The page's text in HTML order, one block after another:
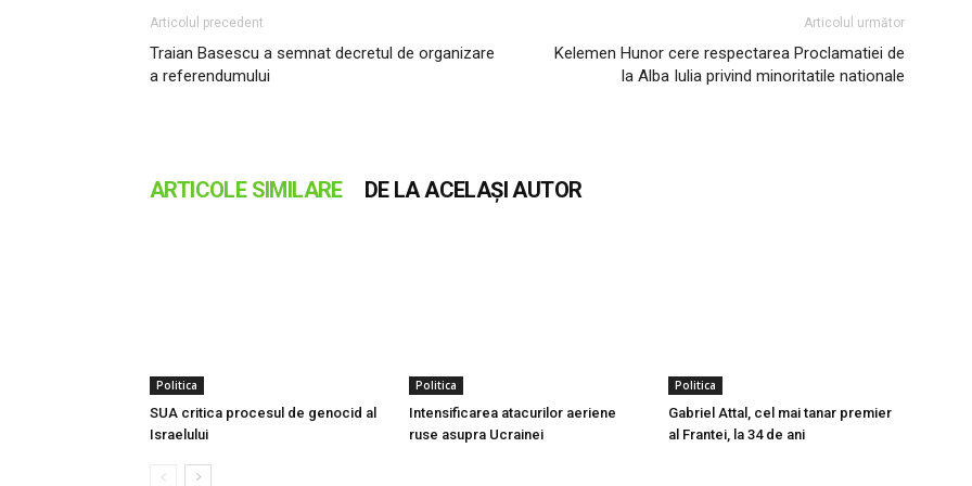
Articolul precedent
Traian Basescu a semnat decretul de organizare
a referendumului
Articolul următor
Kelemen Hunor cere respectarea Proclamatiei de
la Alba Iulia privind minoritatile nationale
ARTICOLE SIMILARE DE LA ACELAȘI AUTOR
Politica
SUA critica procesul de genocid al
Israelului
Politica
Intensificarea atacurilor aeriene
ruse asupra Ucrainei
Politica
Gabriel Attal, cel mai tanar premier
al Frantei, la 34 de ani